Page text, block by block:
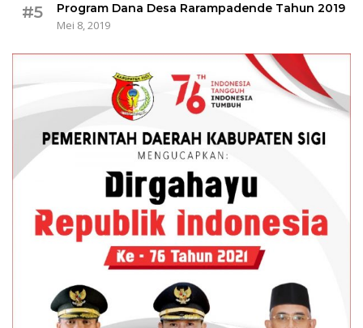
#5
Program Dana Desa Rarampadende Tahun 2019
Mei 8, 2019